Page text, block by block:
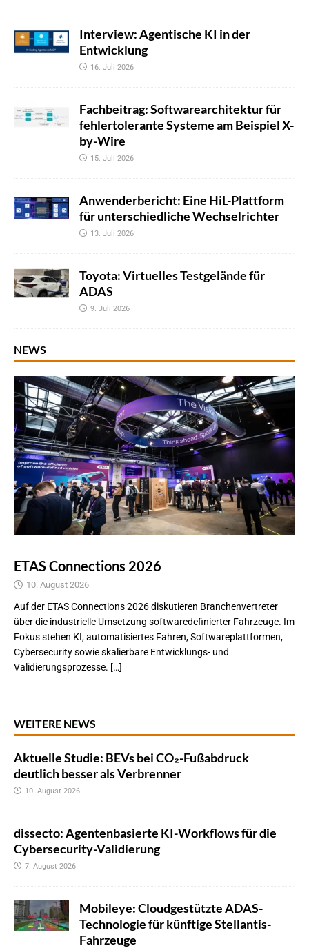
Interview: Agentische KI in der
Entwicklung
16. Juli 2026
Fachbeitrag: Softwarearchitektur für
fehlertolerante Systeme am Beispiel X-
by-Wire
15. Juli 2026
Anwenderbericht: Eine HiL-Plattform
für unterschiedliche Wechselrichter
13. Juli 2026
Toyota: Virtuelles Testgelände für
ADAS
9. Juli 2026
NEWS
ETAS Connections 2026
10. August 2026
Auf der ETAS Connections 2026 diskutieren Branchenvertreter
über die industrielle Umsetzung softwaredefinierter Fahrzeuge. Im
Fokus stehen KI, automatisiertes Fahren, Softwareplattformen,
Cybersecurity sowie skalierbare Entwicklungs- und
Validierungsprozesse. […]
WEITERE NEWS
Aktuelle Studie: BEVs bei CO₂-Fußabdruck
deutlich besser als Verbrenner
10. August 2026
dissecto: Agentenbasierte KI-Workflows für die
Cybersecurity-Validierung
7. August 2026
Mobileye: Cloudgestützte ADAS-
Technologie für künftige Stellantis-
Fahrzeuge